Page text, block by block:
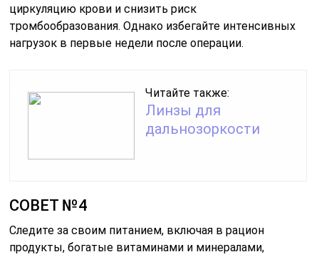
циркуляцию крови и снизить риск
тромбообразования. Однако избегайте интенсивных
нагрузок в первые недели после операции.
Читайте также:
Линзы для
дальнозоркости
СОВЕТ №4
Следите за своим питанием, включая в рацион
продукты, богатые витаминами и минералами,